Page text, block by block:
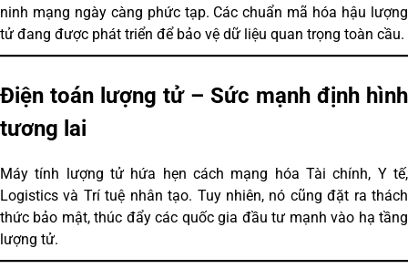
ninh mạng ngày càng phức tạp. Các chuẩn mã hóa hậu lượng
tử đang được phát triển để bảo vệ dữ liệu quan trọng toàn cầu.
Điện toán lượng tử – Sức mạnh định hình
tương lai
Máy tính lượng tử hứa hẹn cách mạng hóa Tài chính, Y tế,
Logistics và Trí tuệ nhân tạo. Tuy nhiên, nó cũng đặt ra thách
thức bảo mật, thúc đẩy các quốc gia đầu tư mạnh vào hạ tầng
lượng tử.